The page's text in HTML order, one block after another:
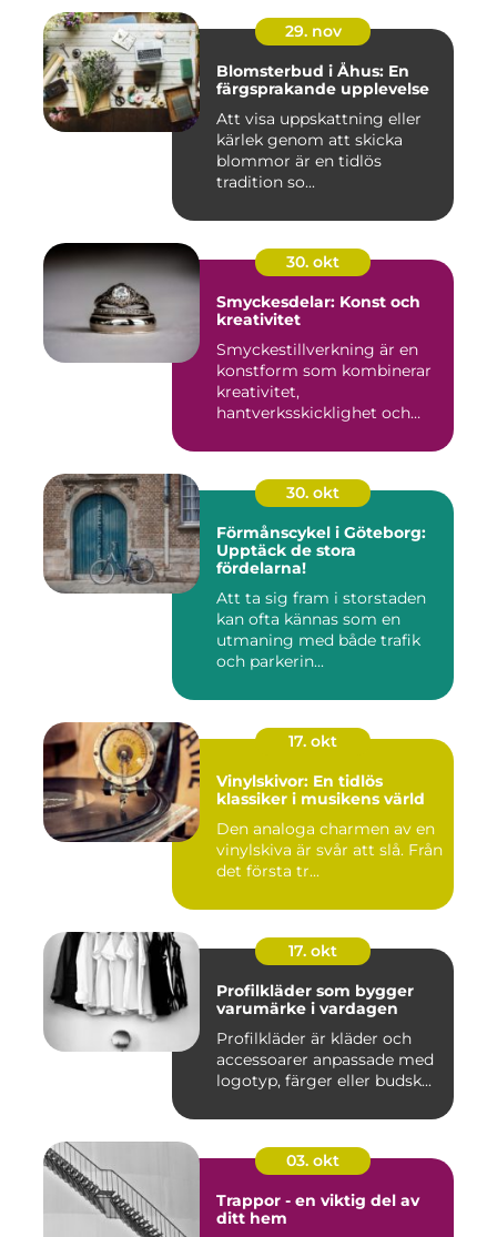
29. nov
Blomsterbud i Åhus: En
färgsprakande upplevelse
Att visa uppskattning eller
kärlek genom att skicka
blommor är en tidlös
tradition so...
30. okt
Smyckesdelar: Konst och
kreativitet
Smyckestillverkning är en
konstform som kombinerar
kreativitet,
hantverksskicklighet och
30. okt
Förmånscykel i Göteborg:
Upptäck de stora
fördelarna!
Att ta sig fram i storstaden
kan ofta kännas som en
utmaning med både trafik
och parkerin...
17. okt
Vinylskivor: En tidlös
klassiker i musikens värld
Den analoga charmen av en
vinylskiva är svår att slå. Från
det första tr...
17. okt
Profilkläder som bygger
varumärke i vardagen
Profilkläder är kläder och
accessoarer anpassade med
logotyp, färger eller budsk...
03. okt
Trappor - en viktig del av
ditt hem